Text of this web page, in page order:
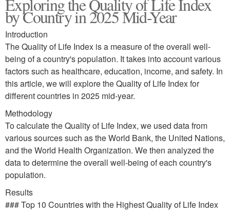
Exploring the Quality of Life Index
by Country in 2025 Mid-Year
Introduction
The Quality of Life Index is a measure of the overall well-
being of a country's population. It takes into account various
factors such as healthcare, education, income, and safety. In
this article, we will explore the Quality of Life Index for
different countries in 2025 mid-year.
Methodology
To calculate the Quality of Life Index, we used data from
various sources such as the World Bank, the United Nations,
and the World Health Organization. We then analyzed the
data to determine the overall well-being of each country's
population.
Results
### Top 10 Countries with the Highest Quality of Life Index